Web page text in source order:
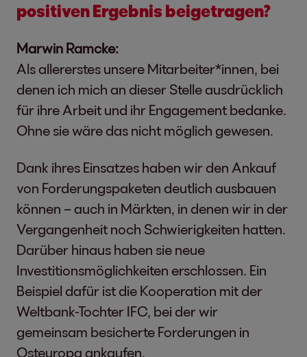
positiven Ergebnis beigetragen?
Marwin Ramcke:
Als allererstes unsere Mitarbeiter*innen, bei
denen ich mich an dieser Stelle ausdrücklich
für ihre Arbeit und ihr Engagement bedanke.
Ohne sie wäre das nicht möglich gewesen.
Dank ihres Einsatzes haben wir den Ankauf
von Forderungspaketen deutlich ausbauen
können – auch in Märkten, in denen wir in der
Vergangenheit noch Schwierigkeiten hatten.
Darüber hinaus haben sie neue
Investitionsmöglichkeiten erschlossen. Ein
Beispiel dafür ist die Kooperation mit der
Weltbank-Tochter IFC, bei der wir
gemeinsam besicherte Forderungen in
Osteuropa ankaufen.